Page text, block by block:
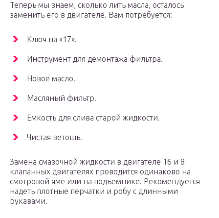
Теперь мы знаем, сколько лить масла, осталось
заменить его в двигателе. Вам потребуется:
Ключ на «17».
Инструмент для демонтажа фильтра.
Новое масло.
Масляный фильтр.
Емкость для слива старой жидкости.
Чистая ветошь.
Замена смазочной жидкости в двигателе 16 и 8
клапанных двигателях проводится одинаково на
смотровой яме или на подъемнике. Рекомендуется
надеть плотные перчатки и робу с длинными
рукавами.